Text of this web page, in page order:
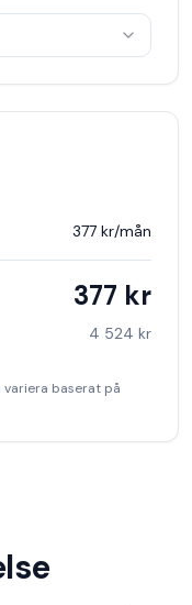
377 kr/mån
377 kr
4 524 kr
variera baserat på